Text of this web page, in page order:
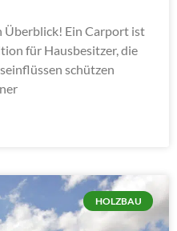
Überblick! Ein Carport ist
für Hausbesitzer, die
schützen
HOLZBAU